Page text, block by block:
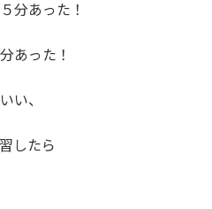
あった！
あった！
い、
したら